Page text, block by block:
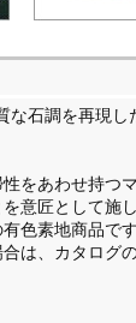
な石調を再現
をあわせ持つ
意匠として施
色素地商品で
は、カタログ